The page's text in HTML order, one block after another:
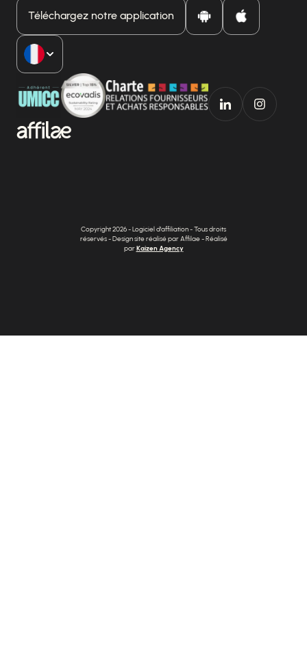
Téléchargez notre application
Copyright 2026 - Logiciel d'affiliation - Tous droits
réservés - Design site réalisé par Affilae - Réalisé
parKaizen Agency